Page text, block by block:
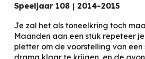
Speeljaar 108 | 2014-2015
Je zal het als toneelkring toch
Maanden aan een stuk repeteer
pletter om de voorstelling van een
drama klaar te krijgen, en de